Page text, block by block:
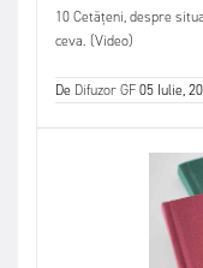
10 Cetățeni, despre
ceva. (Video)
De Difuzor GF05 Iulie,